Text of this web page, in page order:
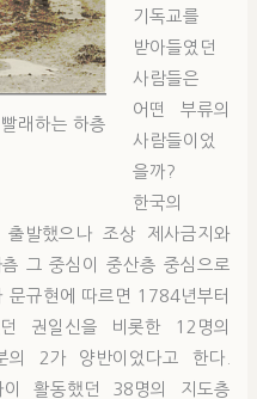
래하는 하층
기독교를
받아들였던
사람들은
어떤 부류의
사람들이었
을까?
한국의
발했으나 조상 제사금지와
그 중심이 중산층 중심으로
문규현에 따르면 1784년부터
권일신을 비롯한 12명의
2가 양반이었다고 한다.
활동했던 38명의 지도층